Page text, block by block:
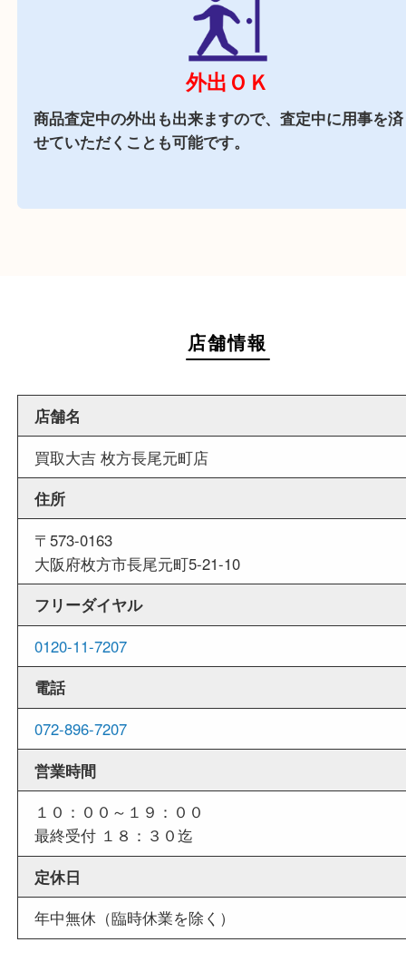
近隣でお買い物
当店は週末も営業しております。平日にはご来店
いお客様にもご利用しやすい買取専門店です。
外出ＯＫ
商品査定中の外出も出来ますので、査定中に用事
せていただくことも可能です。
店舗情報